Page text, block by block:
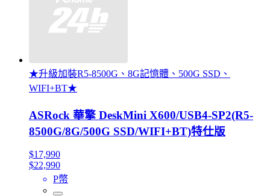
★升級加裝R5-8500G、8G記憶體、500G SSD、
WIFI+BT★
ASRock 華擎 DeskMini X600/USB4-SP2(R5-
8500G/8G/500G SSD/WIFI+BT)特仕版
$17,990
$22,990
P幣